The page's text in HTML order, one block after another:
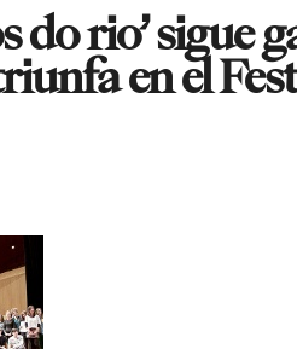
do rio’ sigue
en el